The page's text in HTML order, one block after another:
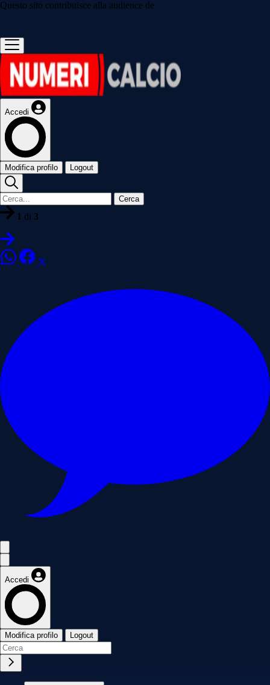
Questo sito contribuisce alla audience de
Accedi
Modifica profilo Logout
Cerca
1 di 3
Accedi
Modifica profilo Logout